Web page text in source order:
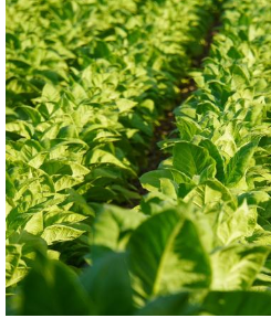
Image